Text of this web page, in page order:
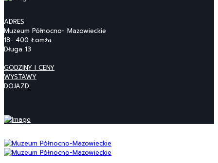
ADRES
Muzeum Północno- Mazowieckie
18- 400 Łomża
Długa 13
GODZINY I CENY
WYSTAWY
DOJAZD